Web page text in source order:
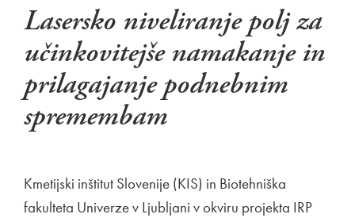
Lasersko niveliranje polj za
učinkovitejše namakanje in
prilagajanje podnebnim
spremembam
Kmetijski inštitut Slovenije (KIS) in Biotehniška
fakulteta Univerze v Ljubljani v okviru projekta IRP